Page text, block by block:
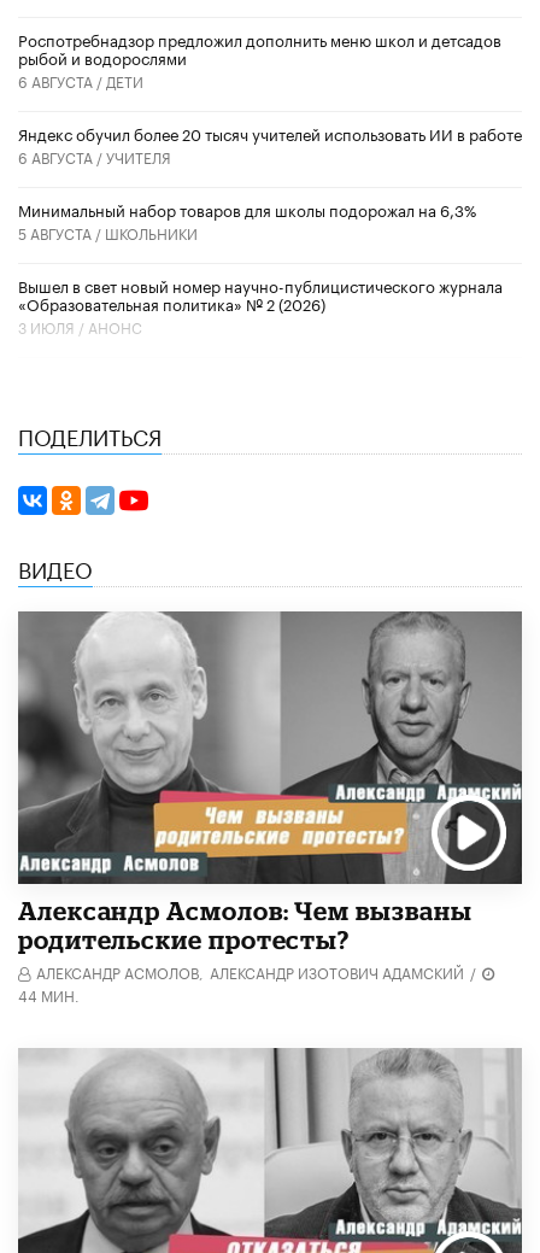
Роспотребнадзор предложил дополнить меню школ и детсадов
рыбой и водорослями
6 АВГУСТА / ДЕТИ
​Яндекс обучил более 20 тысяч учителей использовать ИИ в работе
6 АВГУСТА /УЧИТЕЛЯ
Минимальный набор товаров для школы подорожал на 6,3%
5 АВГУСТА / ШКОЛЬНИКИ
Вышел в свет новый номер научно-публицистического журнала
«Образовательная политика» № 2 (2026)
3 ИЮЛЯ / АНОНС
ПОДЕЛИТЬСЯ
ВИДЕО
Александр Асмолов: Чем вызваны
родительские протесты?
АЛЕКСАНДР АСМОЛОВ, АЛЕКСАНДР ИЗОТОВИЧ АДАМСКИЙ /
44 МИН.